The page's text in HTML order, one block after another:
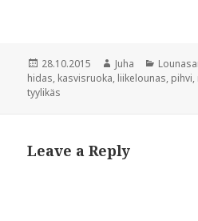
o
w
)
)
Posted
on
28.10.2015 Author
Juha
hidas, kasvisruoka, liikelounas, pihvi,
tyylikäs
Leave a Reply